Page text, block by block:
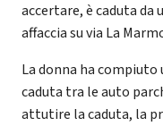
accertare, è caduta da
affaccia su via La
La donna ha compiuto
caduta tra le auto
attutire la caduta, la